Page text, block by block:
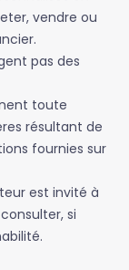
vendre ou
pas des
toute
résultant de
fournies sur
est invité à
si